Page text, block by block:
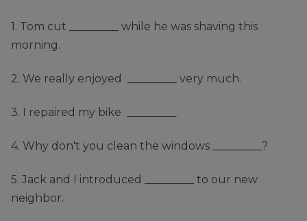
1. Tom cut _________ while he was shaving this
morning.
2. We really enjoyed _________ very much.
3. I repaired my bike _________.
4. Why don't you clean the windows _________?
5. Jack and I introduced _________ to our new
neighbor.